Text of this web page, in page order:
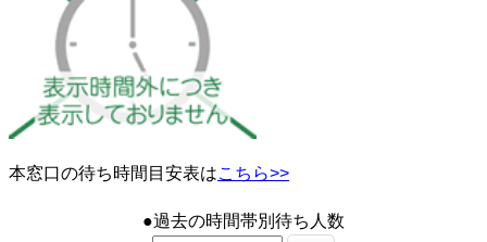
本窓口の待ち時間目安表はこちら>>
●過去の時間帯別待ち人数